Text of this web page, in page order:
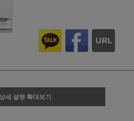
세 설명 확대보기